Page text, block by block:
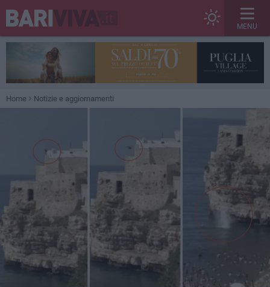
MENU
Home Notizie e aggiornamenti